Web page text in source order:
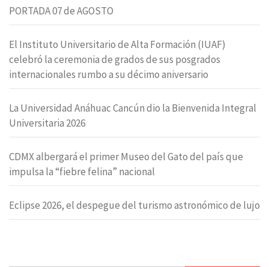
PORTADA 07 de AGOSTO
El Instituto Universitario de Alta Formación (IUAF)
celebró la ceremonia de grados de sus posgrados
internacionales rumbo a su décimo aniversario
La Universidad Anáhuac Cancún dio la Bienvenida Integral
Universitaria 2026
CDMX albergará el primer Museo del Gato del país que
impulsa la “fiebre felina” nacional
Eclipse 2026, el despegue del turismo astronómico de lujo